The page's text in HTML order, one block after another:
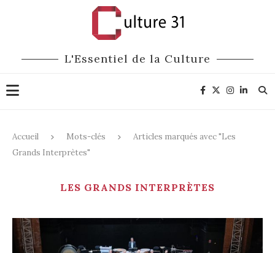
L'Essentiel de la Culture
Accueil Mots-clés
Articles marqués avec "Les
Grands Interprètes"
LES GRANDS INTERPRÈTES